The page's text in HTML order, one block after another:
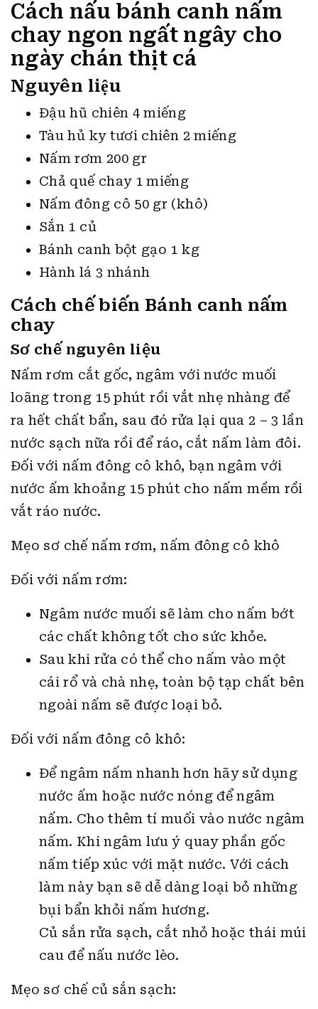
Cách nấu bánh canh nấm
chay ngon ngất ngây cho
ngày chán thịt cá
Nguyên liệu
Đậu hũ chiên 4 miếng
Tàu hủ ky tươi chiên 2 miếng
Nấm rơm 200 gr
Chả quế chay 1 miếng
Nấm đông cô 50 gr (khô)
Sắn 1 củ
Bánh canh bột gạo 1 kg
Hành lá 3 nhánh
Cách chế biến Bánh canh nấm
chay
Sơ chế nguyên liệu
Nấm rơm cắt gốc, ngâm với nước muối
loãng trong 15 phút rồi vắt nhẹ nhàng để
ra hết chất bẩn, sau đó rửa lại qua 2 – 3 lần
nước sạch nữa rồi để ráo, cắt nấm làm đôi.
Đối với nấm đông cô khô, bạn ngâm với
nước ấm khoảng 15 phút cho nấm mềm rồi
vắt ráo nước.
Mẹo sơ chế nấm rơm, nấm đông cô khô
Đối với nấm rơm:
Ngâm nước muối sẽ làm cho nấm bớt
các chất không tốt cho sức khỏe.
Sau khi rửa có thể cho nấm vào một
cái rổ và chà nhẹ, toàn bộ tạp chất bên
ngoài nấm sẽ được loại bỏ.
Đối với nấm đông cô khô:
Để ngâm nấm nhanh hơn hãy sử dụng
nước ấm hoặc nước nóng để ngâm
nấm. Cho thêm tí muối vào nước ngâm
nấm. Khi ngâm lưu ý quay phần gốc
nấm tiếp xúc với mặt nước. Với cách
làm này bạn sẽ dễ dàng loại bỏ những
bụi bẩn khỏi nấm hương.
Củ sắn rửa sạch, cắt nhỏ hoặc thái múi
cau để nấu nước lèo.
Mẹo sơ chế củ sắn sạch: